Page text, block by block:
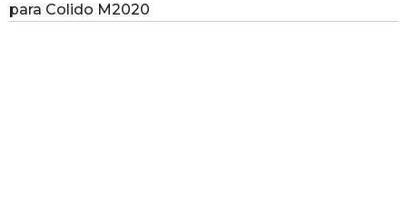
para Colido M2020